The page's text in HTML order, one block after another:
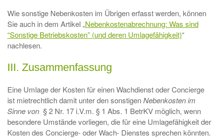
Wie sonstige Nebenkosten im Übrigen erfasst werden, können
Sie auch in dem Artikel „Nebenkostenabrechnung: Was sind
“Sonstige Betriebskosten” (und deren Umlagefähigkeit)“
nachlesen.
III. Zusammenfassung
Eine Umlage der Kosten für einen Wachdienst oder Concierge
ist mietrechtlich damit unter den sonstigenNebenkosten im
Sinne von § 2 Nr. 17 i.V.m. § 1 Abs. 1 BetrKV möglich, wenn
besondere Umstände vorliegen, die für eine Umlagefähigkeit der
Kosten des Concierge- oder Wach- Dienstes sprechen könnten.